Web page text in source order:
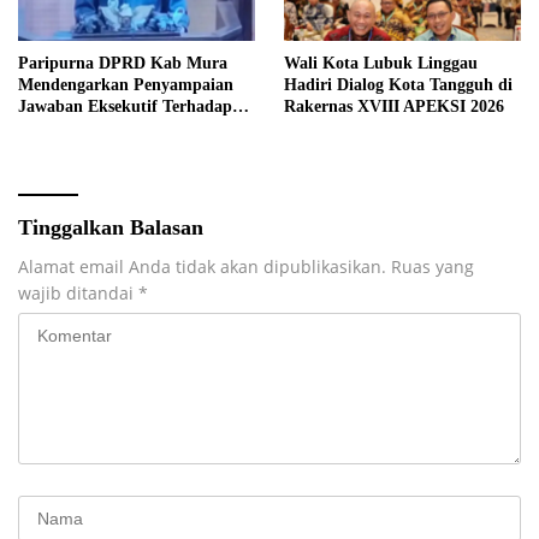
Paripurna DPRD Kab Mura
Mendengarkan Penyampaian
Jawaban Eksekutif Terhadap
Anggaran 2025.
Wali Kota Lubuk Linggau
Hadiri Dialog Kota Tangguh di
Rakernas XVIII APEKSI 2026
Tinggalkan Balasan
Alamat email Anda tidak akan dipublikasikan. Ruas yang
wajib ditandai *